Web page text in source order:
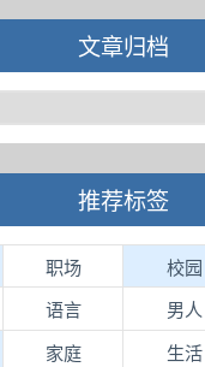
文章归档
推荐标签
职场 校园
语言 男人
家庭 生活